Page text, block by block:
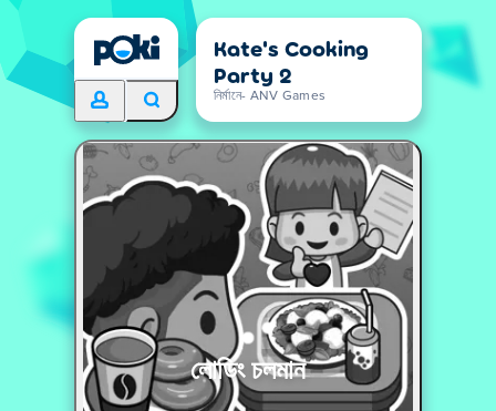
Kate's Cooking
Party 2
নির্মানে- ANV Games
লোডিং চলমান